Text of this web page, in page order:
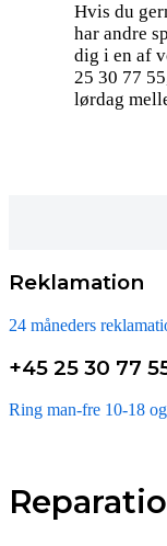
Hvis du
har andre
dig i en af
25 30 77
lørdag
Reklamation
24 måneders
+45 25 30 77
Ring man-fre 10-18